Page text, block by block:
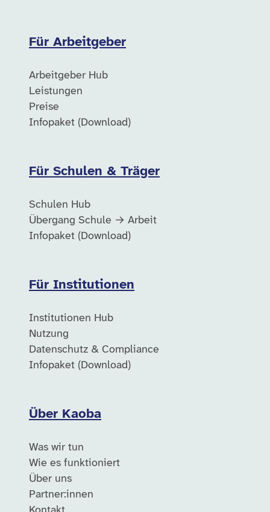
Für Arbeitgeber
Arbeitgeber Hub
Leistungen
Preise
Infopaket (Download)
Für Schulen & Träger
Schulen Hub
Übergang Schule → Arbeit
Infopaket (Download)
Für Institutionen
Institutionen Hub
Nutzung
Datenschutz & Compliance
Infopaket (Download)
Über Kaoba
Was wir tun
Wie es funktioniert
Über uns
Partner:innen